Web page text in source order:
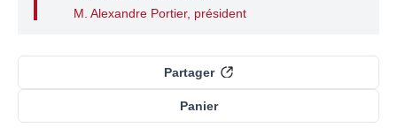
M. Alexandre Portier, président
Panier
Partager